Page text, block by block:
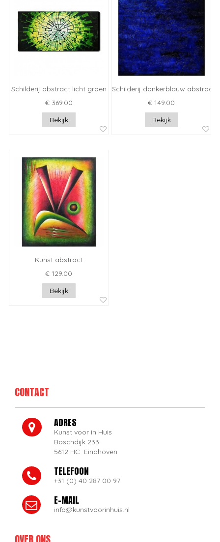
Schilderij abstract licht groen
€ 369.00
Bekijk
Schilderij donkerblauw abstract
€ 149.00
Bekijk
Kunst abstract
€ 129.00
Bekijk
CONTACT
ADRES
Kunst voor in Huis
Boschdijk 233
5612 HC Eindhoven
TELEFOON
+31 (0) 40 287 00 97
E-MAIL
info@kunstvoorinhuis.nl